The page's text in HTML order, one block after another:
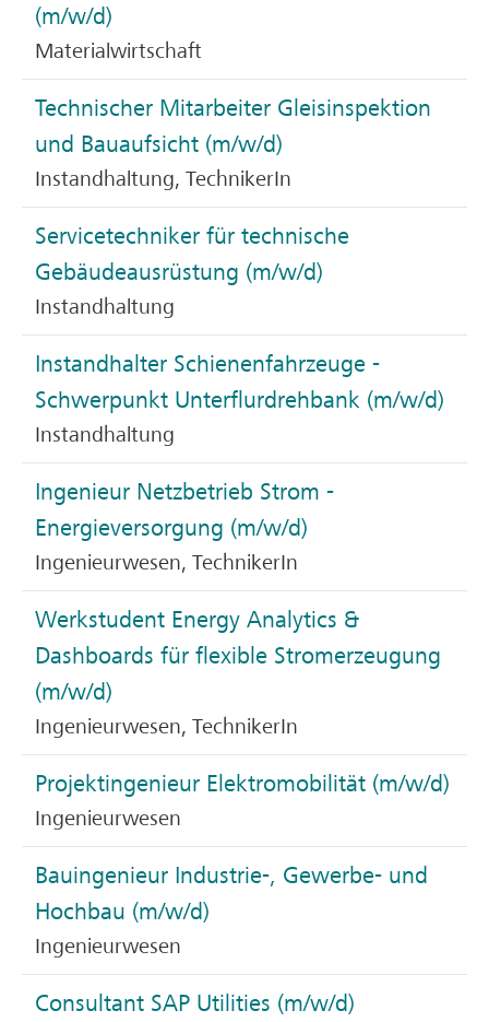
(m/w/d)
Materialwirtschaft
Technischer Mitarbeiter Gleisinspektion
und Bauaufsicht (m/w/d)
Instandhaltung, TechnikerIn
Servicetechniker für technische
Gebäudeausrüstung (m/w/d)
Instandhaltung
Instandhalter Schienenfahrzeuge -
Schwerpunkt Unterflurdrehbank (m/w/d)
Instandhaltung
Ingenieur Netzbetrieb Strom -
Energieversorgung (m/w/d)
Ingenieurwesen, TechnikerIn
Werkstudent Energy Analytics &
Dashboards für flexible Stromerzeugung
(m/w/d)
Ingenieurwesen, TechnikerIn
Projektingenieur Elektromobilität (m/w/d)
Ingenieurwesen
Bauingenieur Industrie-, Gewerbe- und
Hochbau (m/w/d)
Ingenieurwesen
Consultant SAP Utilities (m/w/d)